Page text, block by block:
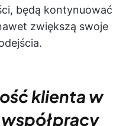
będą kontynuować
zwiększą swoje
klienta w